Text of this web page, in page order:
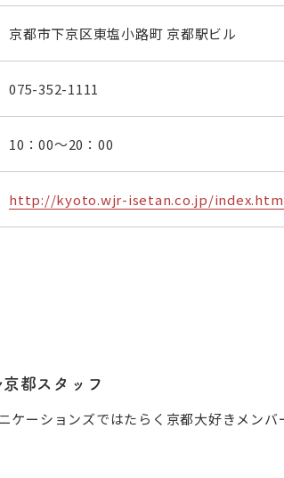
京都市下京区東塩小路町 京都駅ビル
075-352-1111
10：00〜20：00
http://kyoto.wjr-isetan.co.jp/
都スタッフ
ケーションズではたらく京都大好きメン